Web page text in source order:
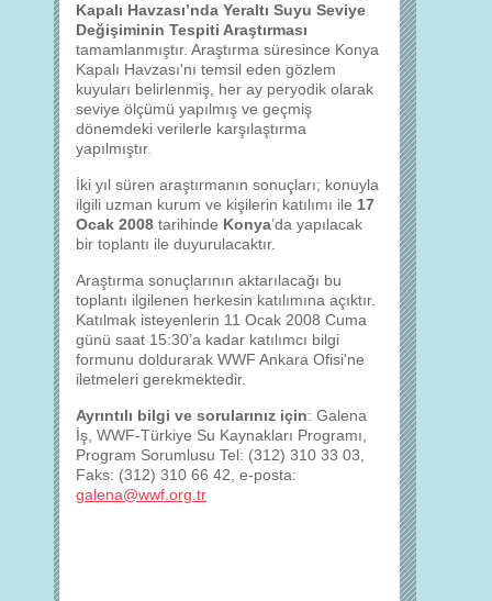
Kapalı Havzası’nda Yeraltı Suyu Seviye
Değişiminin Tespiti Araştırması
tamamlanmıştır. Araştırma süresince Konya
Kapalı Havzası'nı temsil eden gözlem
kuyuları belirlenmiş, her ay peryodik olarak
seviye ölçümü yapılmış ve geçmiş
dönemdeki verilerle karşılaştırma
yapılmıştır.
İki yıl süren araştırmanın sonuçları; konuyla
ilgili uzman kurum ve kişilerin katılımı ile 17
Ocak 2008 tarihinde Konya’da yapılacak
bir toplantı ile duyurulacaktır.
Araştırma sonuçlarının aktarılacağı bu
toplantı ilgilenen herkesin katılımına açıktır.
Katılmak isteyenlerin 11 Ocak 2008 Cuma
günü saat 15:30’a kadar katılımcı bilgi
formunu doldurarak WWF Ankara Ofisi'ne
iletmeleri gerekmektedir.
Ayrıntılı bilgi ve sorularınız için: Galena
İş, WWF-Türkiye Su Kaynakları Programı,
Program Sorumlusu Tel: (312) 310 33 03,
Faks: (312) 310 66 42, e-posta:
galena@wwf.org.tr